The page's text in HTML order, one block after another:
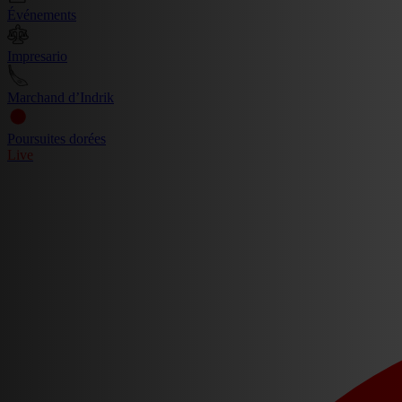
Événements
Impresario
Marchand d’Indrik
Poursuites dorées
Live